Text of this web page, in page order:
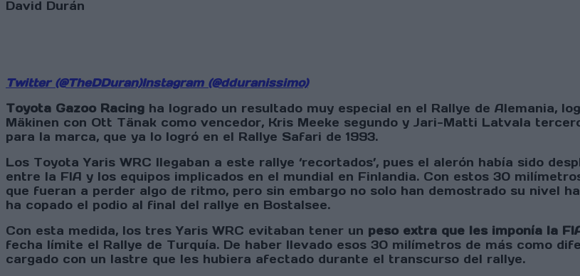
David Durán
Twitter (@TheDDuran)Instagram (@dduranissimo)
Toyota Gazoo Racing ha logrado un resultado muy especial en el Rallye de Alemania,
Mäkinen con Ott Tänak como vencedor, Kris Meeke segundo y Jari-Matti Latvala
para la marca, que ya lo logró en el Rallye Safari de 1993.
Los Toyota Yaris WRC llegaban a este rallye ‘recortados’, pues el alerón había sido
entre la FIA y los equipos implicados en el mundial en Finlandia. Con estos 30
que fueran a perder algo de ritmo, pero sin embargo no solo han demostrado su nivel
ha copado el podio al final del rallye en Bostalsee.
Con esta medida, los tres Yaris WRC evitaban tener un peso extra que les imponía la
fecha límite el Rallye de Turquía. De haber llevado esos 30 milímetros de más como
cargado con un lastre que les hubiera afectado durante el transcurso del rallye.